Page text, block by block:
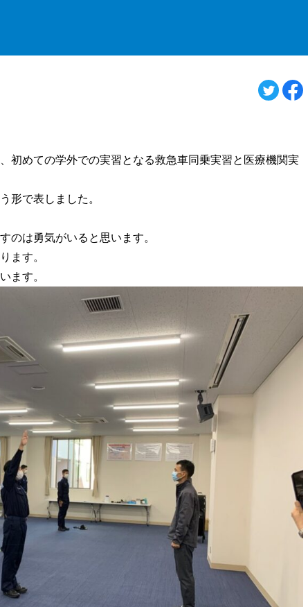
初めての学外での実習となる救急車同乗実習と医療機関実
形で表しました。
のは勇気がいると思います。
ます。
ます。